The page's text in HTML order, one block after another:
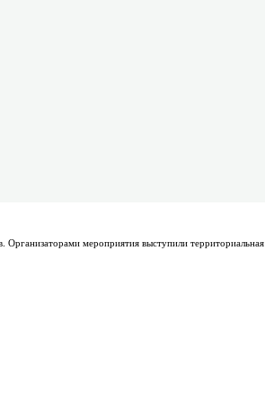
мероприятия выступили территориальная